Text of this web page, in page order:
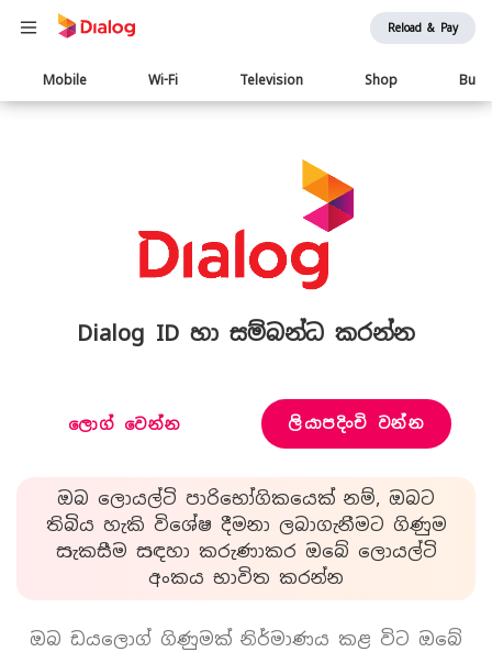
Reload & Pay
Main
navigation
Mobile Wi-Fi Television Shop
Dialog ID හා සම්බන්ධ කරන්න
ලොග් වෙන්න ලියාපදිංචි වන්න
ඔබ ලොයල්ටි පාරිභෝගිකයෙක් නම්, ඔබට
තිබිය හැකි විශේෂ දීමනා ලබාගැනීමට ගිණුම
සැකසීම සඳහා කරුණාකර ඔබේ ලොයල්ටි
අංකය භාවිත කරන්න
ඔබ ඩයලොග් ගිණුමක් නිර්මාණය කළ විට ඔබේ